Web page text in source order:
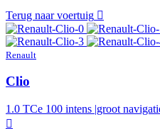
Terug naar voertuig
Renault
Clio
1.0 TCe 100 intens |groot